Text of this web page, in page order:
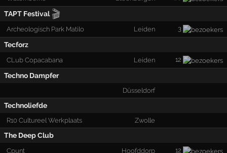
TAPT Festival 🎬
Archeologisch Park Matilo Leiden 3
Tecforz
CLub Copacabana Leiden 12
Techno Dampfer
Düsseldorf
Technoliefde
R10 Cultureel Werkplaats Zwolle
The Deep Club
Cpunt Hoofddorp 12